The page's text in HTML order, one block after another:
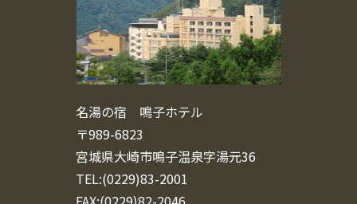
名湯の宿 鳴子ホテル
〒989-6823
宮城県大崎市鳴子温泉字湯元36
TEL:(0229)83-2001